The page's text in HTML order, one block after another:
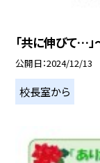
「共に伸びて…
公開日 2024/12/13
校長室から